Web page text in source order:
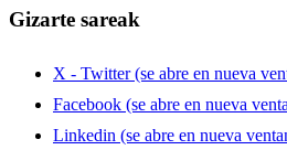
Gizarte sareak
X - Twitter (se abre en nueva
Facebook (se abre en nueva
Linkedin (se abre en nueva